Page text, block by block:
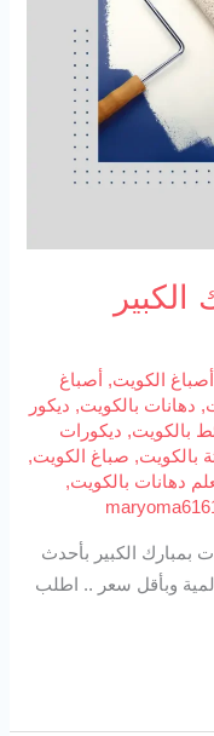
أصباغ الكويت, أصباغ
, دهانات بالكويت, ديكور
بالكويت, ديكورات
بالكويت, صباغ الكويت,
دهانات بالكويت,
بمبارك الكبير بأحدث
وبأقل سعر .. اطلب